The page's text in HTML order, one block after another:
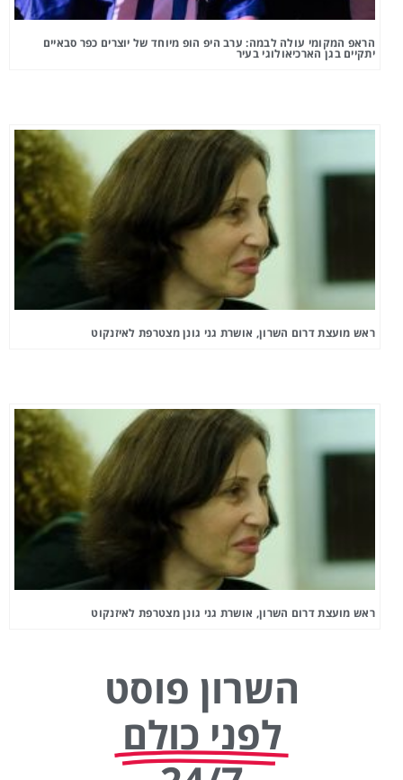
הראפ המקומי עולה לבמה: ערב היפ הופ מיוחד של יוצרים כפר סבאיים
יתקיים בגן הארכיאולוגי בעיר
ראש מועצת דרום השרון, אושרת גני גונן מצטרפת לאיזנקוט
ראש מועצת דרום השרון, אושרת גני גונן מצטרפת לאיזנקוט
השרון פוסט
לפני כולם